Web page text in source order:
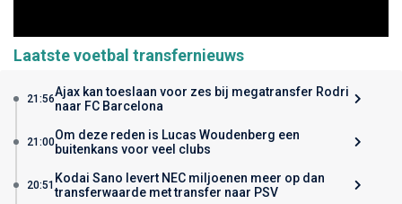
Laatste voetbal transfernieuws
21:56Ajax kan toeslaan voor zes bij megatransfer Rodri
naar FC Barcelona
21:00Om deze reden is Lucas Woudenberg een
buitenkans voor veel clubs
20:51 Kodai Sano levert NEC miljoenen meer op dan
transferwaarde met transfer naar PSV